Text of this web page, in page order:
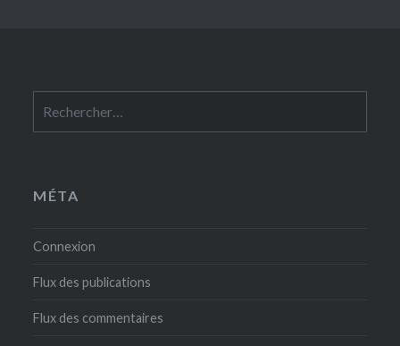
MÉTA
Connexion
Flux des publications
Flux des commentaires